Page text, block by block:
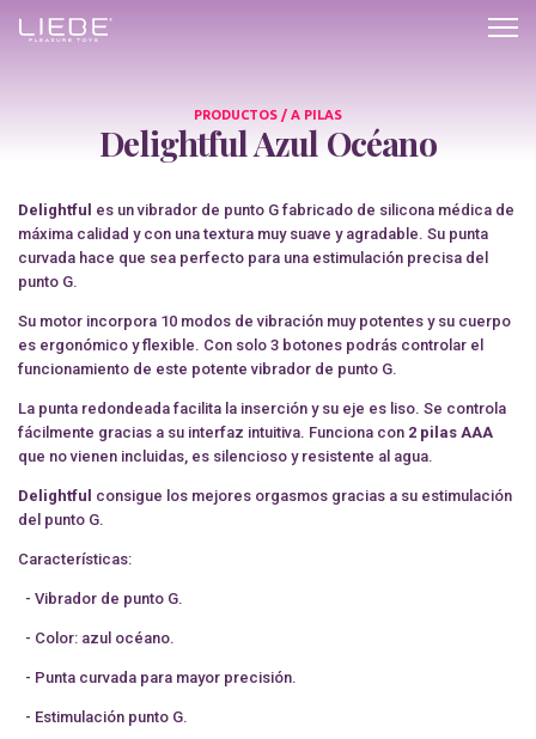
Delightful
PRODUCTOS / A PILAS
Delightful Azul Océano
Delightful es un vibrador de punto G fabricado de silicona médica de
máxima calidad y con una textura muy suave y agradable. Su punta
curvada hace que sea perfecto para una estimulación precisa del
punto G.
Su motor incorpora 10 modos de vibración muy potentes y su cuerpo
es ergonómico y flexible. Con solo 3 botones podrás controlar el
funcionamiento de este potente vibrador de punto G.
La punta redondeada facilita la inserción y su eje es liso. Se controla
fácilmente gracias a su interfaz intuitiva. Funciona con 2 pilas AAA
que no vienen incluidas, es silencioso y resistente al agua.
Delightful consigue los mejores orgasmos gracias a su estimulación
del punto G.
Características:
- Vibrador de punto G.
- Color: azul océano.
- Punta curvada para mayor precisión.
- Estimulación punto G.